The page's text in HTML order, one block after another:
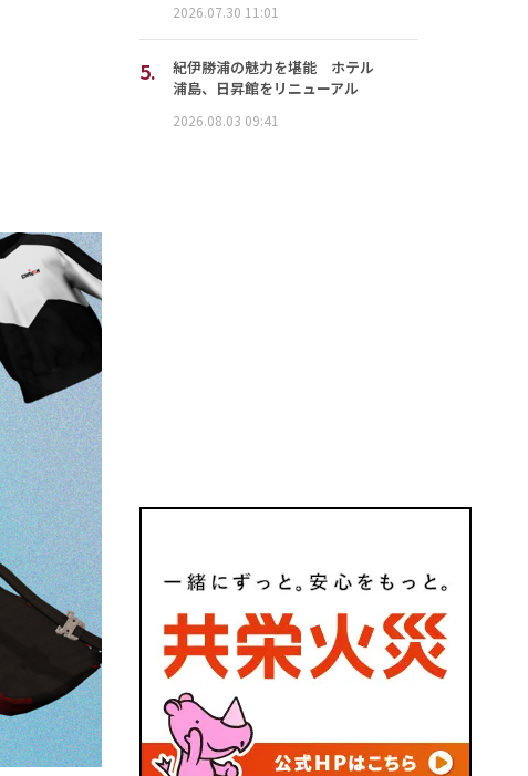
2026.07.30 11:01
5.
紀伊勝浦の魅力を堪能 ホテル
浦島、日昇館をリニューアル
2026.08.03 09:41